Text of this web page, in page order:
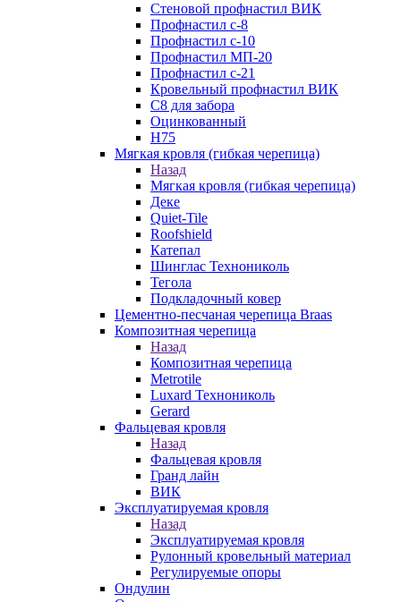
Стеновой профнастил ВИК
Профнастил с-8
Профнастил с-10
Профнастил МП-20
Профнастил с-21
Кровельный профнастил ВИК
С8 для забора
Оцинкованный
Н75
Мягкая кровля (гибкая черепица)
Назад
Мягкая кровля (гибкая черепица)
Деке
Quiet-Tile
Roofshield
Катепал
Шинглас Технониколь
Тегола
Подкладочный ковер
Цементно-песчаная черепица Braas
Композитная черепица
Назад
Композитная черепица
Metrotile
Luxard Технониколь
Gerard
Фальцевая кровля
Назад
Фальцевая кровля
Гранд лайн
ВИК
Эксплуатируемая кровля
Назад
Эксплуатируемая кровля
Рулонный кровельный материал
Регулируемые опоры
Ондулин